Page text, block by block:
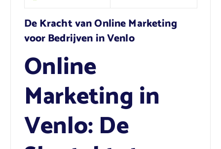
De Kracht van Online Marketing
voor Bedrijven in Venlo
Online
Marketing in
Venlo: De